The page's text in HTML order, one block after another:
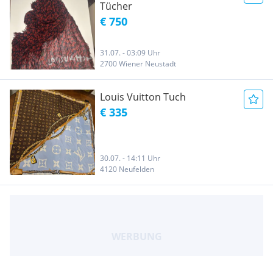
Tücher
€ 750
31.07. - 03:09 Uhr
2700 Wiener Neustadt
Louis Vuitton Tuch
€ 335
30.07. - 14:11 Uhr
4120 Neufelden